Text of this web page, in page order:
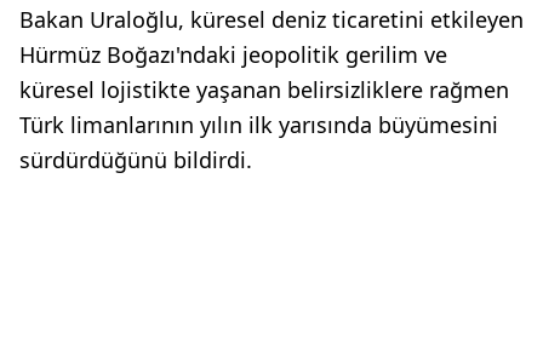
Bakan Uraloğlu, küresel deniz ticaretini etkileyen
Hürmüz Boğazı'ndaki jeopolitik gerilim ve
küresel lojistikte yaşanan belirsizliklere rağmen
Türk limanlarının yılın ilk yarısında büyümesini
sürdürdüğünü bildirdi.